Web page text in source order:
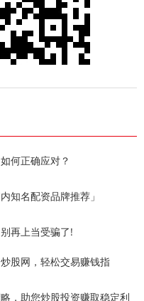
何正确应对？
知名配资品牌推荐」
再上当受骗了!
股网，轻松交易赚钱指
，助您炒股投资赚取稳定利